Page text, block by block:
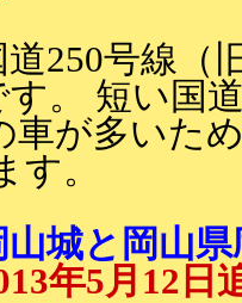
道250号線（
す。 短い国
車が多いた
す。
山城と岡山
年5月12日